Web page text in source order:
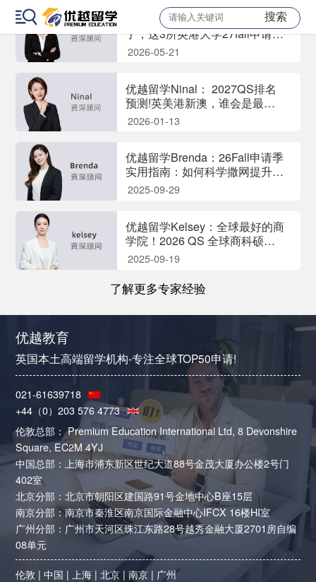
搜索
优越留学Sharon：没机会捡漏
了，这3所英港大学27fall申请难
度飙升!
2026-05-21
优越留学Ninal： 2027QS排名
预测!英美港新澳，谁会是最大
赢家？
2026-01-13
优越留学Brenda：26Fall申请季
实用指南：如何科学撒网提升名
校录取率？
2025-09-29
优越留学Kelsey：全球最好的商
学院！2026 QS 全球商科硕士
排名发布
2025-09-19
了解更多专家经验
优越教育
英国本土高端留学机构-专注全球TOP50申请!
021-61639718
+44（0）203 576 4773
伦敦总部： Premium Education International Ltd, 8 Devonshire
Square, EC2M 4YJ
中国总部：上海市浦东新区世纪大道88号金茂大厦办公楼2号门
402室
北京分部：北京市朝阳区建国路91号金地中心B座15层
南京分部：南京市秦淮区南京国际金融中心IFCX 16楼HI室
广州分部：广州市天河区珠江东路28号越秀金融大厦2701房自编
08单元
伦敦 |中国 | 上海 |北京 |南京 | 广州